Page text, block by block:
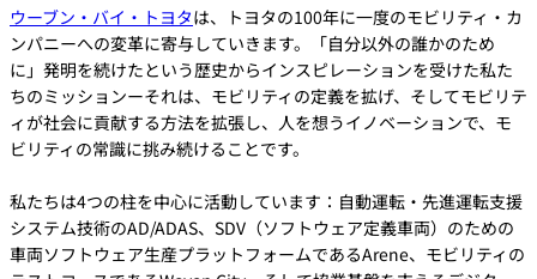
ウーブン・バイ・トヨタは、トヨタの100年に一度のモビリティ・カ
ンパニーへの変革に寄与していきます。「自分以外の誰かのため
に」発明を続けたという歴史からインスピレーションを受けた私た
ちのミッションーそれは、モビリティの定義を拡げ、そしてモビリテ
ィが社会に貢献する方法を拡張し、人を想うイノベーションで、モ
ビリティの常識に挑み続けることです。
私たちは4つの柱を中心に活動しています：自動運転・先進運転支援
システム技術のAD/ADAS、SDV（ソフトウェア定義車両）のための
車両ソフトウェア生産プラットフォームであるArene、モビリティの